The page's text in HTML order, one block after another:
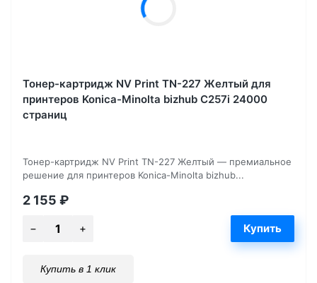
Тонер-картридж NV Print TN-227 Желтый для
принтеров Konica-Minolta bizhub C257i 24000
страниц
Тонер-картридж NV Print TN-227 Желтый — премиальное
решение для принтеров Konica-Minolta bizhub...
2 155 ₽
Купить в 1 клик